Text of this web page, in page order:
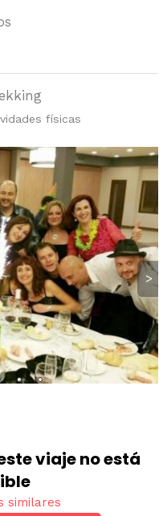
físicas
>
viaje no está
similares